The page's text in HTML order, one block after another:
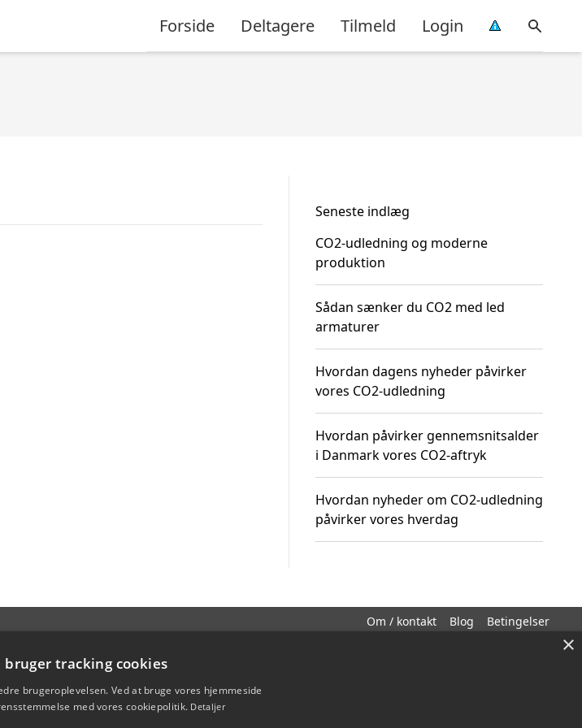
Forside Deltagere Tilmeld Login
Seneste indlæg
CO2-udledning og moderne
produktion
Sådan sænker du CO2 med led
armaturer
Hvordan dagens nyheder påvirker
vores CO2-udledning
Hvordan påvirker gennemsnitsalder
i Danmark vores CO2-aftryk
Hvordan nyheder om CO2-udledning
påvirker vores hverdag
Om / kontakt Blog Betingelser
×
tracking cookies
brugeroplevelsen. Ved at bruge vores hjemmeside
med vores cookiepolitik. Detaljer